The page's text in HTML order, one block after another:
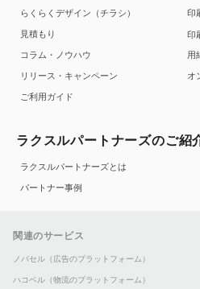
らくらくデザイン（チラシ）
見積もり
コラム・ノウハウ
リリース・キャンペーン
ご利用ガイド
印
印
用
オ
ラクスルパートナーズのご紹
ラクスルパートナーズとは
パートナー事例
関連のサービス
ノバセル（広告のプラットフォーム）
ハコベル（物流のプラットフォーム）